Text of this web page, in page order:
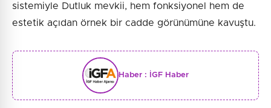
sistemiyle Dutluk mevkii, hem fonksiyonel hem de
estetik açıdan örnek bir cadde görünümüne kavuştu.
Haber : İGF Haber